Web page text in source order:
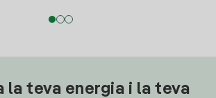
la teva energia i la teva